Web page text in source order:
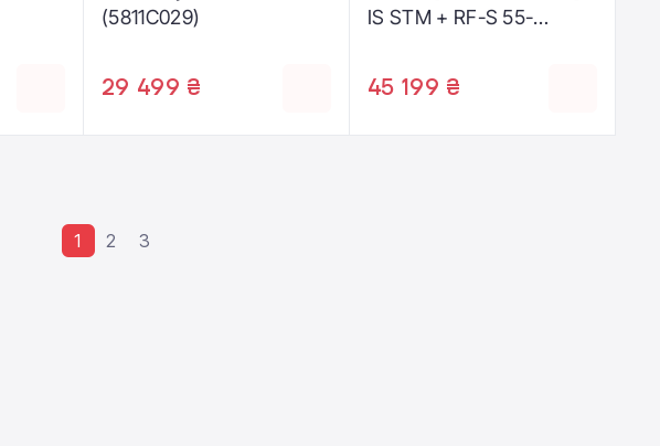
(5811C029)
29 499 ₴
IS STM + RF-S 55-
45 199 ₴
1 2 3